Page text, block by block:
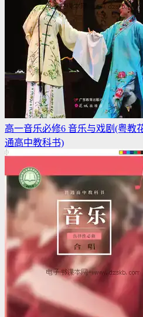
高一音乐必修6 音乐与戏剧(粤教
通高中教科书)